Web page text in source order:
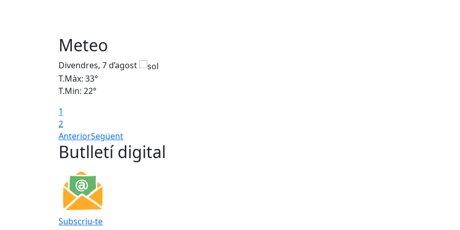
Meteo
Divendres, 7 d’agost
T.Màx: 33°
T.Min: 22°
1
2
AnteriorSegüent
Butlletí digital
Subscriu-te